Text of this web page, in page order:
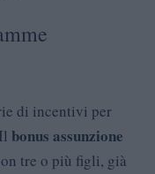
di incentivi per
bonus assunzione
tre o più figli, già